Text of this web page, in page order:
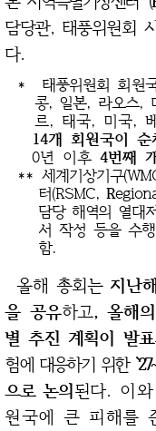
담당관, 태풍위원회
다.
* 태풍위원회 회원
콩, 일본, 라오스,
르, 태국, 미국,
14개 회원국이 순
0년 이후 4번째
**세계기상기구
터(RSMC, R
담당 해역의 열대
서 작성 등을 수
함.
올해 총회는 지난
을 공유하고 , 올해
별 추진 계획이 발표
험에 대응하기 위한
으로 논의된다.
이
원국에 큰 피해를